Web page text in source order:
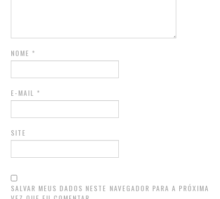
NOME *
E-MAIL *
SITE
SALVAR MEUS DADOS NESTE NAVEGADOR PARA A PRÓXIMA